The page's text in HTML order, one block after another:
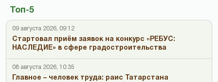
Топ-5
09 августа 2026, 09:12
Стартовал приём заявок на конкурс «РЕБУС:
НАСЛЕДИЕ» в сфере градостроительства
08 августа 2026, 10:35
Главное – человек труда: раис Татарстана